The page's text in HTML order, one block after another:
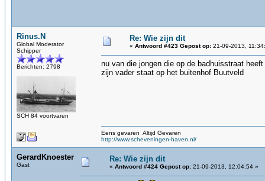
Rinus.N
Global Moderator
Schipper
Berichten: 2798
SCH 84 voortvaren
Re: Wie zijn dit
« Antwoord #423 Gepost op: 21-09-2013,
nu van die jongen die op de badhuisstraat
zijn vader staat op het buitenhof Buutveld
Eens gevaren Altijd Gevaren
http://www.scheveningen-haven.nl/
GerardKnoester
Gast
Re: Wie zijn dit
« Antwoord #424 Gepost op: 21-09-2013, 12:04:54 »